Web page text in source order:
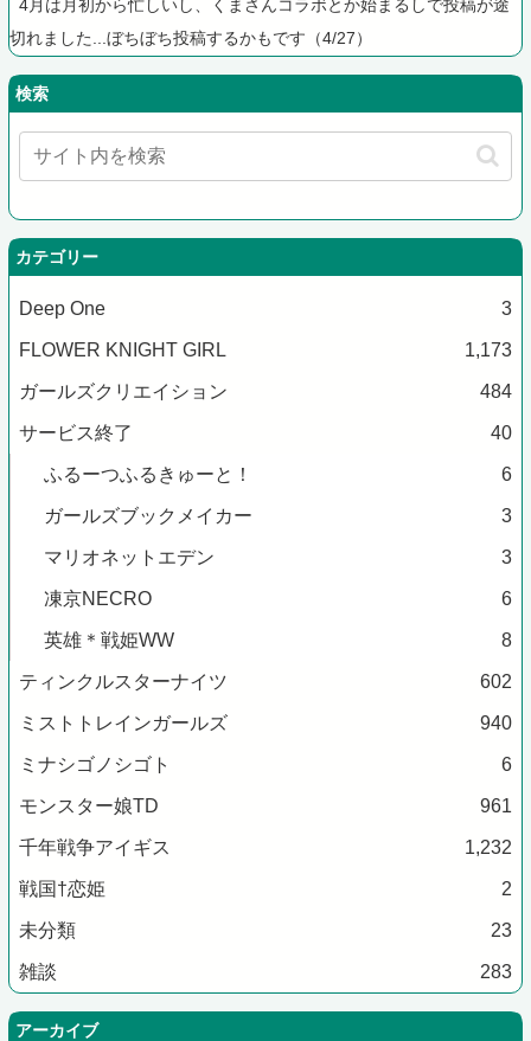
4月は月初から忙しいし、くまさんコラボとか始まるしで投稿が途
切れました...ぼちぼち投稿するかもです（4/27）
検索
カテゴリー
Deep One 3
FLOWER KNIGHT GIRL 1,173
ガールズクリエイション 484
サービス終了 40
ふるーつふるきゅーと！ 6
ガールズブックメイカー 3
マリオネットエデン 3
凍京NECRO 6
英雄＊戦姫WW 8
ティンクルスターナイツ 602
ミストトレインガールズ 940
ミナシゴノシゴト 6
モンスター娘TD 961
千年戦争アイギス 1,232
戦国†恋姫 2
未分類 23
雑談 283
アーカイブ